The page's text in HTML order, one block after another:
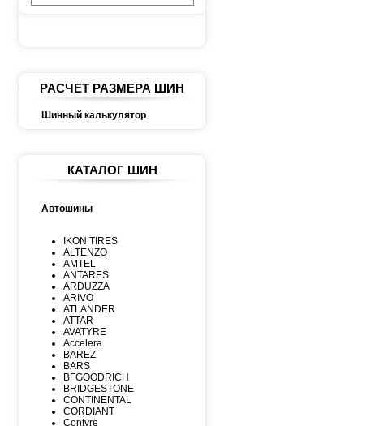
РАСЧЕТ РАЗМЕРА ШИН
Шинный калькулятор
КАТАЛОГ ШИН
Автошины
IKON TIRES
ALTENZO
AMTEL
ANTARES
ARDUZZA
ARIVO
ATLANDER
ATTAR
AVATYRE
Accelera
BAREZ
BARS
BFGOODRICH
BRIDGESTONE
CONTINENTAL
CORDIANT
Contyre